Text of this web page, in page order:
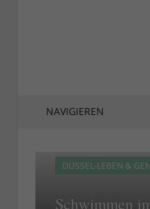
NAVIGIEREN
DÜSSEL-LEBEN &
Schwimmen